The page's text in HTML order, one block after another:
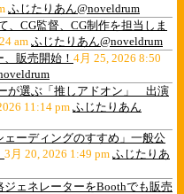
ふじたりあん@noveldrum
、CG監督、CG制作を担当しま
amふじたりあん@noveldrum
販売開始！ 4月 25, 2026 8:50
が選ぶ「推しアドオン」 出演
11:14 pm ふじたりあん
ェーディングのすすめ」一般公
3月 20, 2026 1:49 pm ふじたりあ
ジェネレーターをBoothでも販売